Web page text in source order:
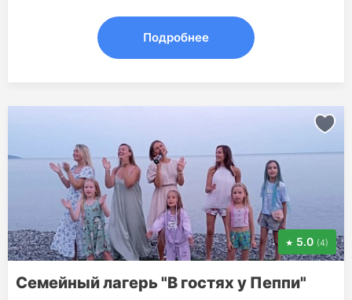
Подробнее
5.0 (4)
Семейный лагерь "В гостях у Пеппи"